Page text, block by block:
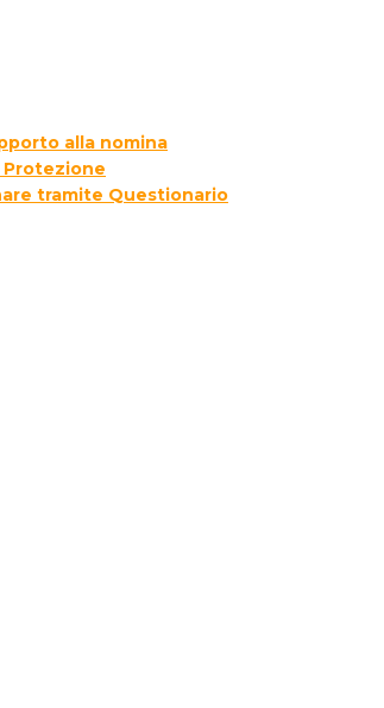
alla nomina
Protezione
tramite Questionario